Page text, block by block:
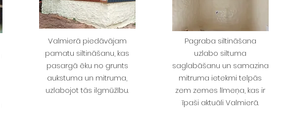
Valmierā piedāvājam
pamatu siltināšanu, kas
pasargā ēku no grunts
aukstuma un mitruma,
uzlabojot tās ilgmūžību.
Pagraba siltināšana
uzlabo siltuma
saglabāšanu un samazina
mitruma ietekmi telpās
zem zemes līmeņa, kas ir
īpaši aktuāli Valmierā.